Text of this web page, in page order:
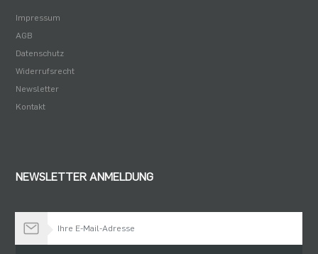
Impressum
AGB
Datenschutz
Widerrufsrecht
Newsletter
Kontakt
NEWSLETTER ANMELDUNG